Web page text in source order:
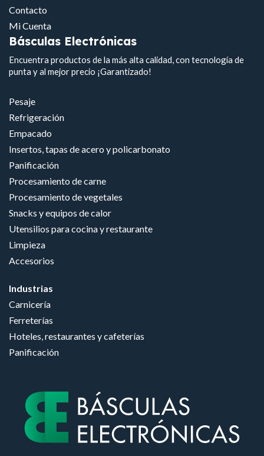
Contacto
Mi Cuenta
Básculas Electrónicas
Encuentra productos de la más alta calidad, con tecnología de
punta y al mejor precio ¡Garantizado!
Pesaje
Refrigeración
Empacado
Insertos, tapas de acero y policarbonato
Panificación
Procesamiento de carne
Procesamiento de vegetales
Snacks y equipos de calor
Utensilios para cocina y restaurante
Limpieza
Accesorios
Industrias
Carnicería
Ferreterías
Hoteles, restaurantes y cafeterías
Panificación